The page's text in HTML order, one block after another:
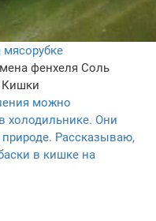
фенхеля Соль
Кишки
можно
холодильнике. Они
Рассказываю,
в кишке на